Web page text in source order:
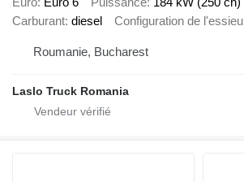
Carburant diesel Configuration de l'essieu
Roumanie, Bucharest
Laslo Truck Romania